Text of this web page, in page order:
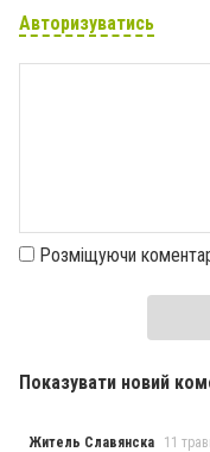
Авторизуватись
Розміщуючи
Показувати новий
Житель Славянска 11